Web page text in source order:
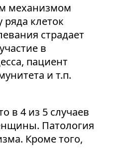
механизмом
клеток
страдает
в
пациент
и т.п.
в 4 из 5 случаев
Патология
Кроме того,